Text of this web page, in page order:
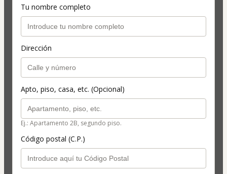
Tu nombre completo
Dirección
Apto, piso, casa, etc. (Opcional)
Ej.: Apartamento 2B, segundo piso.
Código postal (C.P.)